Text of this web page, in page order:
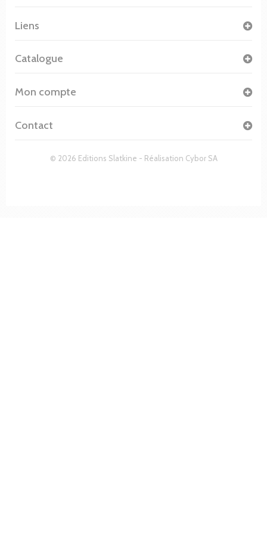
© 2026 Editions Slatkine - Réalisation Cybor SA
Liens
Catalogue
Mon compte
Contact